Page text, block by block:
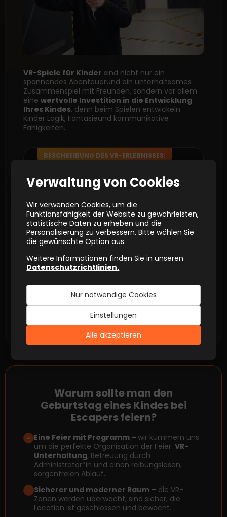
VR-Spiele für Kinder sind nicht nur ein
spannendes Abenteuerund ein unterhaltsames
Zusammenspiel mit Freunden, sondern vor allem
eine wertvolle Investition in die Entwicklung
Ihres Kindes, denn beim Spielen entwickeln
Kinder Logik, Fantasieund kommunikative
Fähigkeiten.
BESCHREIBUNG DES VR-ERLEBNISSES:
VR-Spiele bei Escapers sind
Multiplayer-Spiele –Sie spielen
und hören sich gegenseitig.
In der Spielebibliothek gibt esmehr
als 20 verschiedene VR-Spiele
darunter auch spezielle,
kinderfreundliche Spiele.
An einem VR-Spiel können 2–8
Spieler gleichzeitig
Das Paket umfasst
bis zu 60 min
Spielzeit.
Warum sollte man den
Geburtstag eines Kindes bei
Escapers feiern?
Eine Feier mit Programm – wir kümmern uns
um die perfekte Organisation der Feier: VR-
Unterhaltung, Betreuung durch
Administrator*in und einen reibungslosen,
sorgenfreien Ablauf.
Sicherer und moderner Raum – die VR-
Zonen werden überwacht, sind sicher, die
Location ist geschlossen und bewacht.
Verwaltung von Cookies
Wir verwenden Cookies, um die
Funktionsfähigkeit der Website zu gewährleisten,
statistische Daten zu erheben und die
Personalisierung zu verbessern. Bitte wählen Sie
die gewünschte Option aus.
Weitere Informationen finden Sie in unseren
Datenschutzrichtlinien.
Nur notwendige Cookies
Einstellungen
Alle akzeptieren